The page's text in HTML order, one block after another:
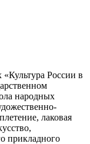
России в
народных
лаковая
прикладного